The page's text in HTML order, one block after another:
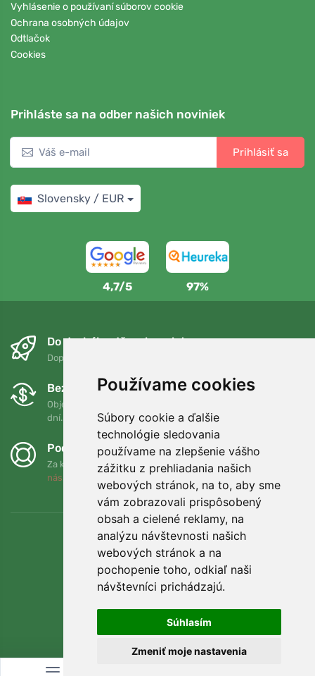
Používame cookies
Súbory cookie a ďalšie
technológie sledovania
používame na zlepšenie vášho
zážitku z prehliadania našich
webových stránok, na to, aby sme
vám zobrazovali prispôsobený
obsah a cielené reklamy, na
analýzu návštevnosti našich
webových stránok a na
pochopenie toho, odkiaľ naši
návštevníci prichádzajú.
Súhlasím
Zmeniť moje nastavenia
Vyhlásenie o používaní súborov cookie
Ochrana osobných údajov
Odtlačok
Cookies
Prihláste sa na odber našich noviniek
Prihlásiť sa
Slovensky / EUR
4,7/5 97%
Do druhého dňa a bezplatne
Doprava zadarmo pri objednávkach nad 75 EUR
Bezplatná výmena a vrátenie tovaru
Objednávku môžete kedykoľvek vrátiť alebo vymeniť do 90
dní.
Podporujeme Trees.org
Za každú objednávku zasadíme strom! Prečítajte si viac
nás